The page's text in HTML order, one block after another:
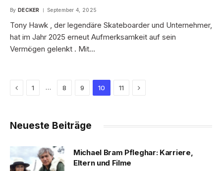
By DECKER September 4, 2025
Tony Hawk , der legendäre Skateboarder und Unternehmer,
hat im Jahr 2025 erneut Aufmerksamkeit auf sein
Vermögen gelenkt . Mit…
Previous
1 … 8 9 10 11 Next
Neueste Beiträge
Michael Bram Pfleghar: Karriere,
Eltern und Filme